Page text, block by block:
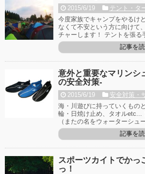
2015/6/19
テント・タ
今度家族でキャンプをやるけ
なくて不安という方に向けて
チャーします！ テントを張る
記事を
意外と重要なマリン
の安全対策-
2015/6/19
安全対策・
海・川遊びに持っていくもの
輪・日焼け止め、タオルetc...
（またの名をウォーターシュ
記事を
スポーツカイトでかっ
っ！